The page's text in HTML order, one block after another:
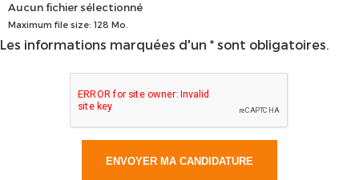
Aucun fichier sélectionné
Maximum file size: 128 Mo.
Les informations marquées d'un * sont obligatoires.